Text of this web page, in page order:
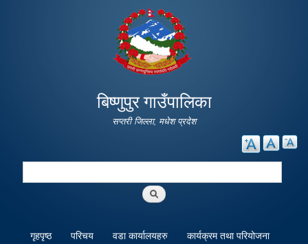
main
content
बिष्णुपुर गाउँपालिका
सप्तरी जिल्ला, मधेश प्रदेश
Search
गृहपृष्ठ परिचय वडा कार्यालयहरु
कार्यक्रम तथा परियोजना